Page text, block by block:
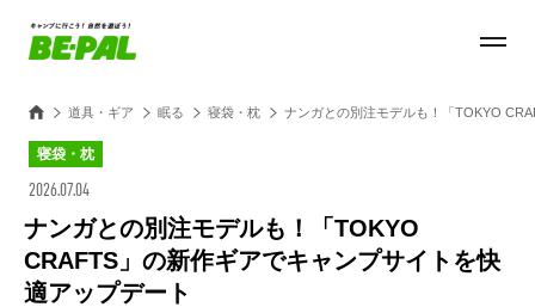
道具・ギア 眠る 寝袋・枕 ナンガとの別注モデルも！「TOKYO
寝袋・枕
2026.07.04
ナンガとの別注モデルも！「TOKYO
CRAFTS」の新作ギアでキャンプサイトを快
適アップデート